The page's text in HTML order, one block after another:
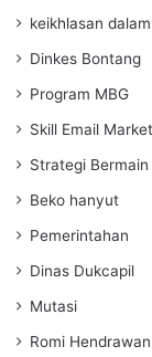
keikhlasan
Dinkes Bontang
Program MBG
Skill Email
Strategi
Beko hanyut
Pemerintahan
Dinas Dukcapil
Mutasi
Romi Hendrawan